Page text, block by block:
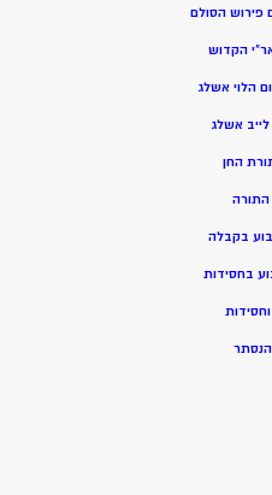
פירוש הסולם
הקדוש
הלוי אשלג
לייב אשלג
החן
התורה
בקבלה
בחסידות
וחסידות